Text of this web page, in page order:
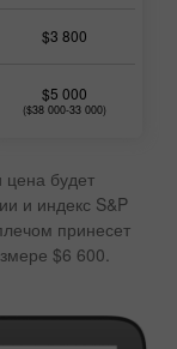
$3 800
$5 000
($38 000-33 000)
цена будет
и индекс S&P
принесет
$6 600.